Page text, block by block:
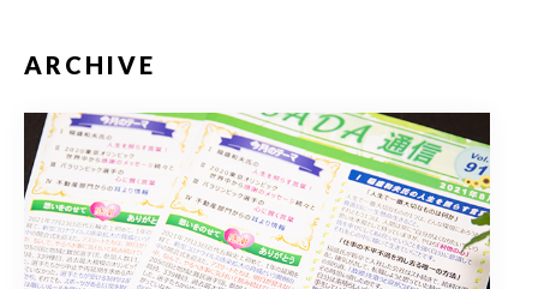
ARCHIVE